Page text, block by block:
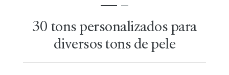
30 tons personalizados para
diversos tons de pele